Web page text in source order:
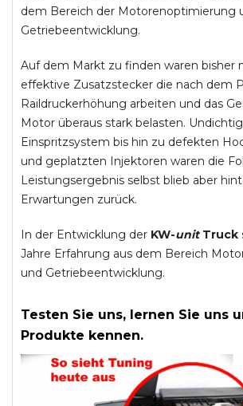
dem Bereich der Motorenoptimierung
Getriebeentwicklung.
Auf dem Markt zu finden waren bisher
effektive Zusatzstecker die nach dem
Raildruckerhöhung arbeiten und das
Motor überaus stark belasten.
Einspritzsystem bis hin zu defekten
und geplatzten Injektoren waren die
Leistungsergebnis selbst blieb aber
Erwartungen zurück.
In der Entwicklung der KW-unitTruck
Jahre Erfahrung aus dem Bereich
und Getriebeentwicklung.
Testen Sie uns, lernen Sie uns
Produkte kennen.